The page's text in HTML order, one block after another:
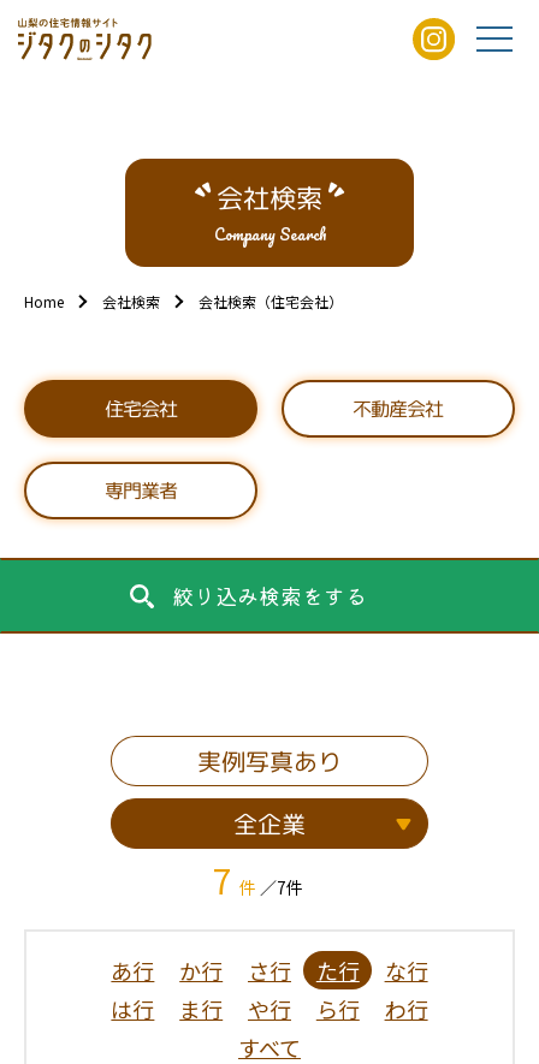
会社検索
Company Search
Home 会社検索 会社検索（住宅会社）
住宅会社 不動産会社
専門業者
絞り込み検索をする
実例写真あり
全企業
7 件 ／7件
あ行 か行 さ行 た行
な行
は行
ま行 や行 ら行
わ行
すべて